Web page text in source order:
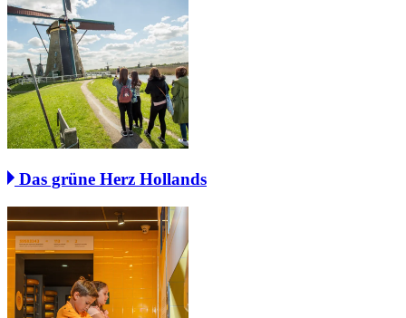
Das grüne Herz Hollands